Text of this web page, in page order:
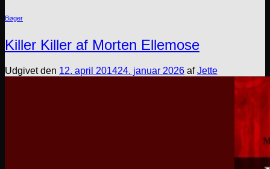
Bøger
Killer Killer af Morten Ellemose
Udgivet den 12. april 201424. januar 2026 afJette